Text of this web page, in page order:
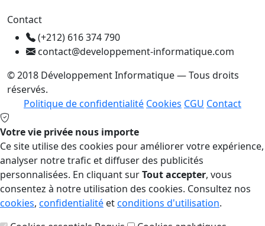
Contact
(+212) 616 374 790
contact@developpement-informatique.com
© 2018 Développement Informatique — Tous droits
réservés.
Politique de confidentialité Cookies CGU Contact
Votre vie privée nous importe
Ce site utilise des cookies pour améliorer votre expérience,
analyser notre trafic et diffuser des publicités
personnalisées. En cliquant surTout accepter, vous
consentez à notre utilisation des cookies. Consultez nos
cookies, confidentialité etconditions d'utilisation.